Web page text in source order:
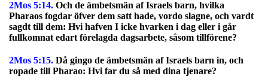
2Mos 5:14. Och de ämbetsmän af Israels barn, hvilka
Pharaos fogdar öfver dem satt hade, vordo slagne, och vardt
sagdt till dem: Hvi hafven I icke hvarken i dag eller i går
fullkomnat edart förelagda dagsarbete, såsom tillförene?
2Mos 5:15. Då gingo de ämbetsmän af Israels barn in, och
ropade till Pharao: Hvi far du så med dina tjenare?